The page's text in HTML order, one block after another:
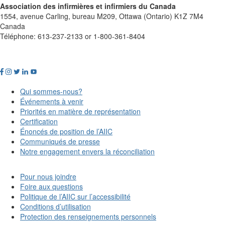
Association des infirmières et infirmiers du Canada
1554, avenue Carling, bureau M209, Ottawa (Ontario) K1Z 7M4
Canada
Téléphone: 613-237-2133 or 1-800-361-8404
Qui sommes-nous?
Événements à venir
Priorités en matière de représentation
Certification
Énoncés de position de l’AIIC
Communiqués de presse
Notre engagement envers la réconciliation
Pour nous joindre
Foire aux questions
Politique de l’AIIC sur l’accessibilité
Conditions d’utilisation
Protection des renseignements personnels